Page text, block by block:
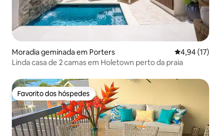
Moradia geminada em Porters Classificação
4,94 (17)
Linda casa de 2 camas em Holetown perto da praia
Favorito dos hóspedes
Favorito dos hóspedes